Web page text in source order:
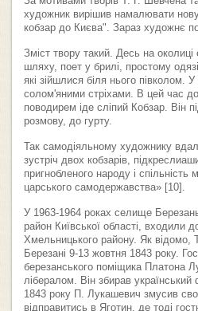
художник вирішив намалювати
кобзар до Києва". Зараз художнє
Зміст твору такий. Десь на
шляху, поет у брилі, простому
які зійшлися біля нього півколом. У
солом'яними стріхами. В цей час
поводирем іде сліпий Кобзар. Він
розмову, до гурту.
Так самодіяльному художнику
зустріч двох кобзарів,
пригнобленого народу і спільність
царського самодержавства» [10].
У 1963-1964 роках селище
район Київської області, входили
Хмельницького району. Як відомо,
Березані 9-13 жовтня 1843 року.
березанського поміщика Платона
лібералом. Він збирав
1843 року П. Лукашевич змусив
відправитись в Яготин, де тоді